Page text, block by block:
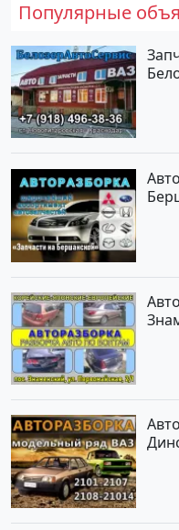
Популярные